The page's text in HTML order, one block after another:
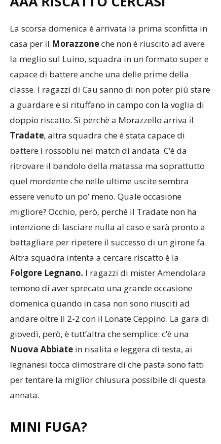
La scorsa domenica è arrivata la prima sconfitta in
casa per ilMorazzoneche non è riuscito ad avere
la meglio sul Luino, squadra in un formato super e
capace di battere anche una delle prime della
classe. I ragazzi di Cau sanno di non poter più stare
a guardare e si rituffano in campo con la voglia di
doppio riscatto. Sì perchè a Morazzello arriva il
Tradate , altra squadra che è stata capace di
battere i rossoblu nel match di andata. C’è da
ritrovare il bandolo della matassa ma soprattutto
quel mordente che nelle ultime uscite sembra
essere venuto un po’ meno. Quale occasione
migliore? Occhio, però, perché il Tradate non ha
intenzione di lasciare nulla al caso e sarà pronto a
battagliare per ripetere il successo di un girone fa.
Altra squadra intenta a cercare riscatto è la
Folgore Legnano.I ragazzi di mister Amendolara
temono di aver sprecato una grande occasione
domenica quando in casa non sono riusciti ad
andare oltre il 2-2 con il Lonate Ceppino. La gara di
giovedì, però, è tutt’altra che semplice: c’è una
Nuova Abbiatein risalita e leggera di testa, ai
legnanesi tocca dimostrare di che pasta sono fatti
per tentare la miglior chiusura possibile di questa